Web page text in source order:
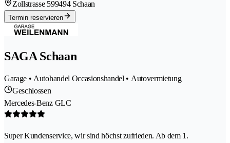
Zollstrasse 599494 Schaan
Termin reservieren
SAGA Schaan
Garage • Autohandel Occasionshandel • Autovermietung
Geschlossen
Mercedes-Benz GLC
Super Kundenservice, wir sind höchst zufrieden. Ab dem 1.